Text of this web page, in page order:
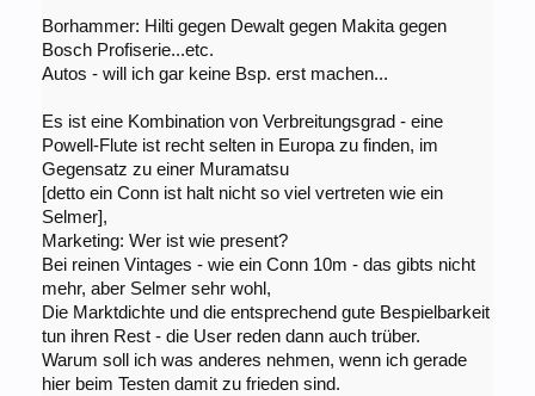
Borhammer: Hilti gegen Dewalt gegen Makita gegen
Bosch Profiserie...etc.
Autos - will ich gar keine Bsp. erst machen...
Es ist eine Kombination von Verbreitungsgrad - eine
Powell-Flute ist recht selten in Europa zu finden, im
Gegensatz zu einer Muramatsu
[detto ein Conn ist halt nicht so viel vertreten wie ein
Selmer],
Marketing: Wer ist wie present?
Bei reinen Vintages - wie ein Conn 10m - das gibts nicht
mehr, aber Selmer sehr wohl,
Die Marktdichte und die entsprechend gute Bespielbarkeit
tun ihren Rest - die User reden dann auch trüber.
Warum soll ich was anderes nehmen, wenn ich gerade
hier beim Testen damit zu frieden sind.